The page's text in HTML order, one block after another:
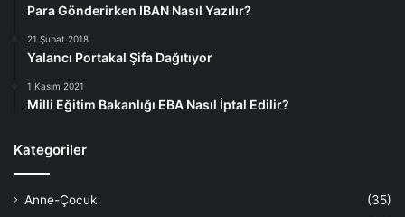
Para Gönderirken IBAN Nasıl Yazılır?
21 Şubat 2018
Yalancı Portakal Şifa Dağıtıyor
1 Kasım 2021
Milli Eğitim Bakanlığı EBA Nasıl İptal Edilir?
Kategoriler
Anne-Çocuk
(35)